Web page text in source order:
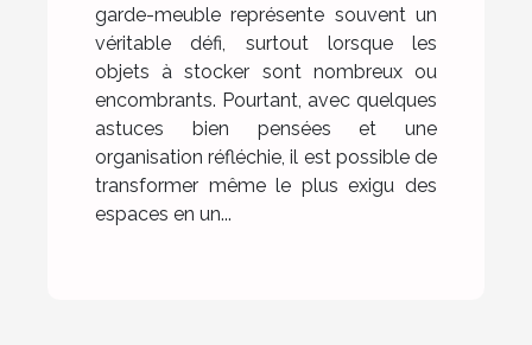
garde-meuble représente souvent un
véritable défi, surtout lorsque les
objets à stocker sont nombreux ou
encombrants. Pourtant, avec quelques
astuces bien pensées et une
organisation réfléchie, il est possible de
transformer même le plus exigu des
espaces en un...